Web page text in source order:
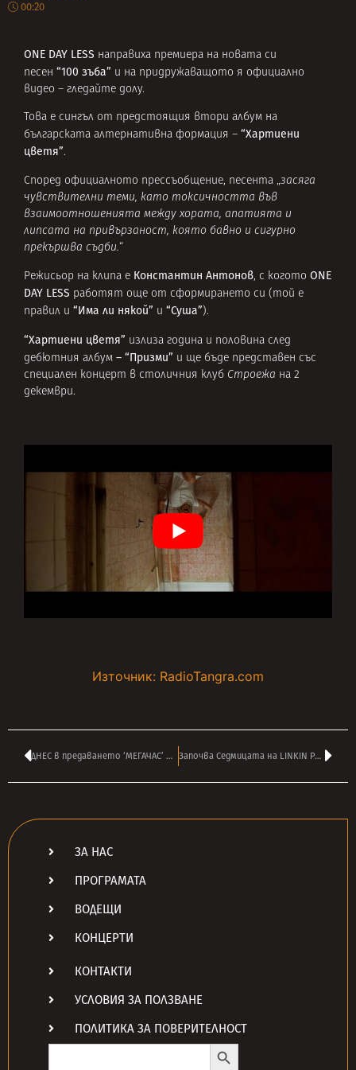
00:20
ONE DAY LESS направиха премиера на новата си
песен “100 зъба” и на придружаващото я официално
видео – гледайте долу.
Това е сингъл от предстоящия втори албум на
българската алтернативна формация – “Хартиени
цветя”.
Според официалното прессъобщение, песента „засяга
чувствителни теми, като токсичността във
взаимоотношенията между хората, апатията и
липсата на привързаност, която бавно и сигурно
прекършва съдби.“
Режисьор на клипа е Константин Антонов, с когото ONE
DAY LESS работят още от сформирането си (той е
правил и “Има ли някой” и “Суша”).
“Хартиени цветя” излиза година и половина след
дебютния албум – “Призми” и ще бъде представен със
специален концерт в столичния клуб Строежа на 2
декември.
Източник: RadioTangra.com
ДНЕС в предаването ‘МЕГАЧАС’ на АНДРЕЙ ВЛАДОВ от Лондон в 16:00 Започва Седмицата на LINKIN PARK по радио ТАНГРА МЕГА РОК!
ЗА НАС
ПРОГРАМАТА
ВОДЕЩИ
КОНЦЕРТИ
КОНТАКТИ
УСЛОВИЯ ЗА ПОЛЗВАНЕ
ПОЛИТИКА ЗА ПОВЕРИТЕЛНОСТ
Search
Search Button